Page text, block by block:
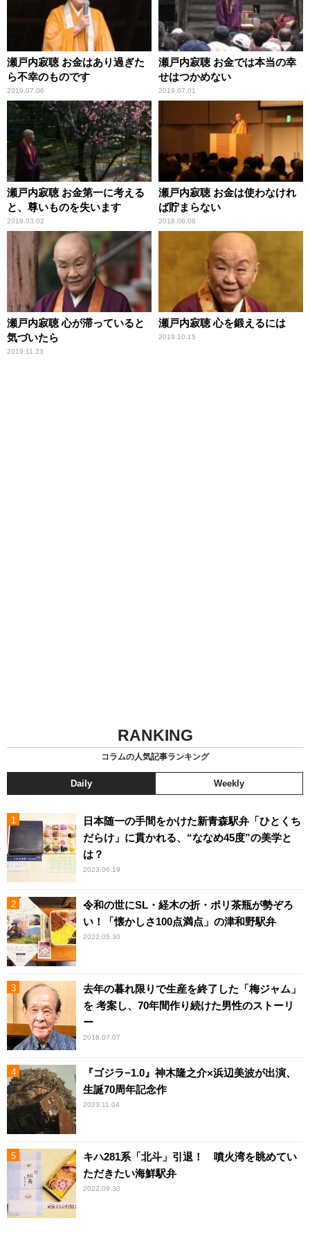
瀬戸内寂聴 お金はあり過ぎた
ら不幸のものです
2019.07.06
瀬戸内寂聴 お金では本当の幸
せはつかめない
2019.07.01
瀬戸内寂聴 お金第一に考える
と、尊いものを失います
2019.03.02
瀬戸内寂聴 お金は使わなけれ
ば貯まらない
2018.06.08
瀬戸内寂聴 心が滞っていると
気づいたら
2019.11.23
瀬戸内寂聴 心を鍛えるには
2019.10.15
RANKING
コラムの人気記事ランキング
Daily Weekly
日本随一の手間をかけた新青森駅弁「ひとくち
だらけ」に貫かれる、“ななめ45度”の美学と
は？
2023.06.19
令和の世にSL・経木の折・ポリ茶瓶が勢ぞろ
い！「懐かしさ100点満点」の津和野駅弁
2022.05.30
去年の暮れ限りで生産を終了した「梅ジャム」
を 考案し、70年間作り続けた男性のストーリ
ー
2018.07.07
『ゴジラ−1.0』神木隆之介×浜辺美波が出演、
生誕70周年記念作
2023.11.04
キハ281系「北斗」引退！ 噴火湾を眺めてい
ただきたい海鮮駅弁
2022.09.30